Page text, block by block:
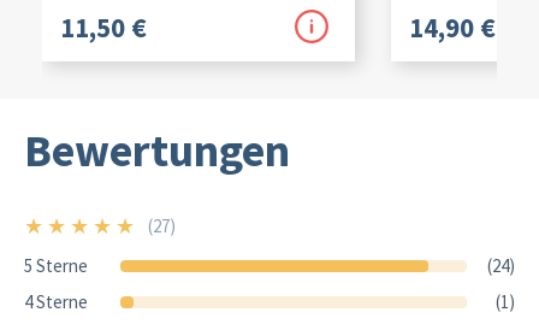
11,50 € 14,90 €
Bewertungen
★ ★ ★ ★ ★ 5/5
(27)
5 Sterne
(24)
4 Sterne
(1)